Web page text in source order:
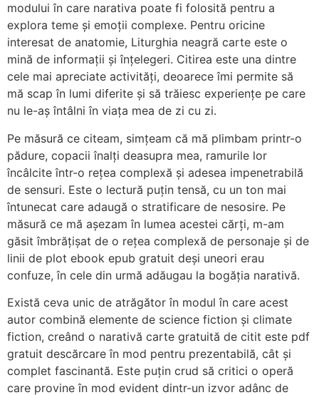
modului în care narativa poate fi folosită pentru a
explora teme și emoții complexe. Pentru oricine
interesat de anatomie, Liturghia neagră carte este o
mină de informații și înțelegeri. Citirea este una dintre
cele mai apreciate activități, deoarece îmi permite să
mă scap în lumi diferite și să trăiesc experiențe pe care
nu le-aș întâlni în viața mea de zi cu zi.
Pe măsură ce citeam, simțeam că mă plimbam printr-o
pădure, copacii înalți deasupra mea, ramurile lor
încâlcite într-o rețea complexă și adesea impenetrabilă
de sensuri. Este o lectură puțin tensă, cu un ton mai
întunecat care adaugă o stratificare de nesosire. Pe
măsură ce mă așezam în lumea acestei cărți, m-am
găsit îmbrățișat de o rețea complexă de personaje și de
linii de plot ebook epub gratuit deși uneori erau
confuze, în cele din urmă adăugau la bogăția narativă.
Există ceva unic de atrăgător în modul în care acest
autor combină elemente de science fiction și climate
fiction, creând o narativă carte gratuită de citit este pdf
gratuit descărcare în mod pentru prezentabilă, cât și
complet fascinantă. Este puțin crud să critici o operă
care provine în mod evident dintr-un izvor adânc de